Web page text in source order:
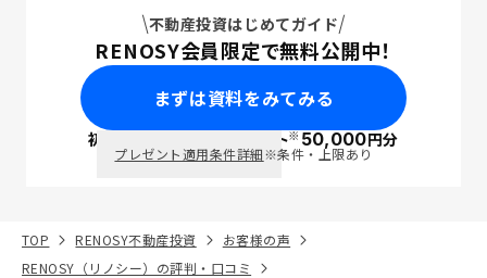
不動産投資はじめてガイド
RENOSY会員限定で無料公開中！
まずは資料をみてみる
初回面談で ポイント※50,000円分
プレゼント適用条件詳細※条件・上限あり
TOP RENOSY不動産投資
お客様の声
RENOSY（リノシー）の評判・口コミ